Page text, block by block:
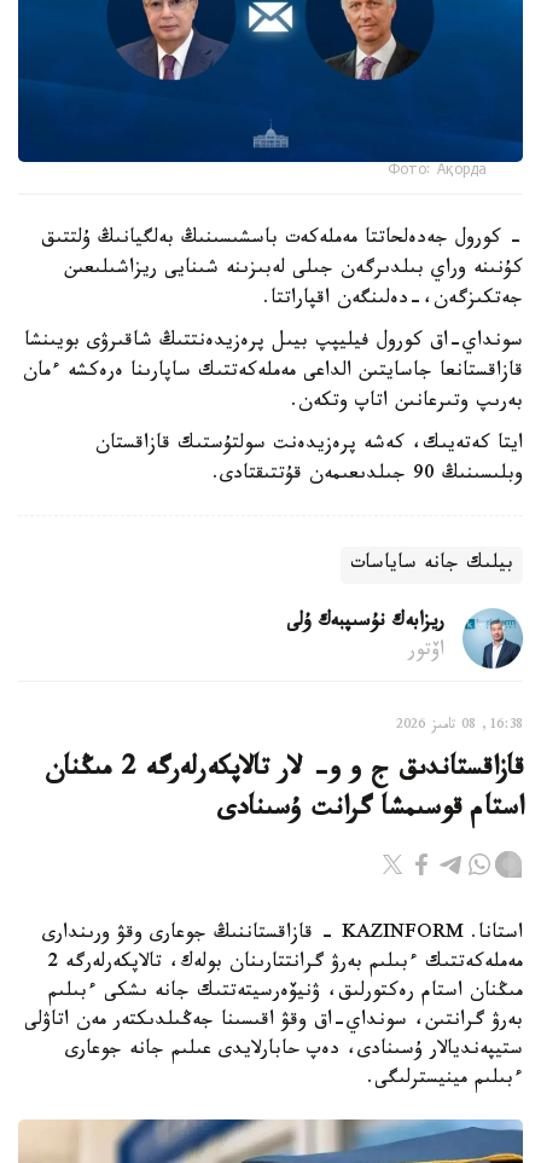
Фото: Ақорда
- كورول جەدەلحاتتا مەملەكەت باسشىسىنىڭ بەلگيانىڭ ۇلتتىق
كۇنىنە وراي بىلدىرگەن جىلى لەبىزىنە شىنايى ريزاشىلىعىن
جەتكىزگەن،-دەلىنگەن اقپاراتتا.
سونداي-اق كورول فيليپپ بيىل پرەزيدەنتتىڭ شاقىرۋى بويىنشا
قازاقستانعا جاسايتىن الداعى مەملەكەتتىك ساپارىنا ەرەكشە ءمان
بەرىپ وتىرعانىن اتاپ وتكەن.
ايتا كەتەيىك، كەشە پرەزيدەنت سولتۇستىك قازاقستان
وبلىسىنىڭ 90 جىلدىعىمەن قۇتتىقتادى.
بيلىك جانە ساياسات
ريزابەك نۇسىپبەك ۇلى
اۆتور
16:38, 08 تامىز 2026
قازاقستاندىق ج و و- لار تالاپكەرلەرگە 2 مىڭنان
استام قوسىمشا گرانت ۇسىنادى
استانا. KAZINFORM - قازاقستاننىڭ جوعارى وقۋ ورىندارى
مەملەكەتتىك ءبىلىم بەرۋ گرانتتارىنان بولەك، تالاپكەرلەرگە 2
مىڭنان استام رەكتورلىق، ۋنيۆەرسيتەتتىك جانە ىشكى ءبىلىم
بەرۋ گرانتىن، سونداي-اق وقۋ اقىسىنا جەڭىلدىكتەر مەن اتاۋلى
ستيپەنديالار ۇسىنادى، دەپ حابارلايدى عىلىم جانە جوعارى
ءبىلىم مينيسترلىگى.